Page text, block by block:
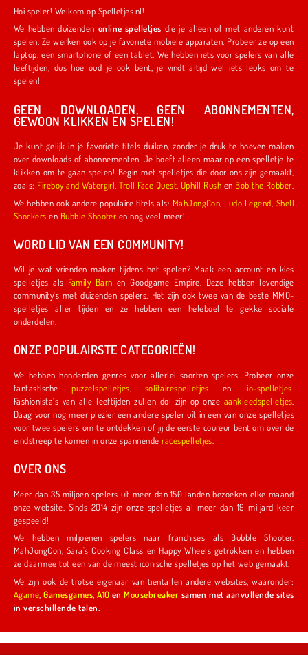
Hoi speler! Welkom op Spelletjes.nl!
We hebben duizenden online spelletjes die je alleen of met anderen kunt
spelen. Ze werken ook op je favoriete mobiele apparaten. Probeer ze op een
laptop, een smartphone of een tablet. We hebben iets voor spelers van alle
leeftijden, dus hoe oud je ook bent, je vindt altijd wel iets leuks om te
spelen!
GEEN DOWNLOADEN, GEEN ABONNEMENTEN,
GEWOON KLIKKEN EN SPELEN!
Je kunt gelijk in je favoriete titels duiken, zonder je druk te hoeven maken
over downloads of abonnementen. Je hoeft alleen maar op een spelletje te
klikken om te gaan spelen! Begin met spelletjes die door ons zijn gemaakt,
zoals:
Fireboy and Watergirl ,Troll Face Quest Uphill Rush en Bob the Robber
We hebben ook andere populaire titels als: MahJongCon Ludo Legend Shell
Shockers en Bubble Shooter en nog veel meer!
WORD LID VAN EEN COMMUNITY!
Wil je wat vrienden maken tijdens het spelen? Maak een account en kies
spelletjes als
Family Barn en Goodgame Empire. Deze hebben levendige
community's met duizenden spelers. Het zijn ook twee van de beste MMO-
spelletjes aller tijden en ze hebben een heleboel te gekke sociale
onderdelen.
ONZE POPULAIRSTE CATEGORIEËN!
We hebben honderden genres voor allerlei soorten spelers. Probeer onze
fantastischepuzzelspelletjes solitairespelletjes en .io-spelletjes
Fashionista's van alle leeftijden zullen dol zijn op onze aankleedspelletjes
Daag voor nog meer plezier een andere speler uit in een van onze spelletjes
voor twee spelers om te ontdekken of jij de eerste coureur bent om over de
eindstreep te komen in onze spannenderacespelletjes
OVER ONS
Meer dan 35 miljoen spelers uit meer dan 150 landen bezoeken elke maand
onze website. Sinds 2014 zijn onze spelletjes al meer dan 19 miljard keer
gespeeld!
We hebben miljoenen spelers naar franchises als Bubble Shooter,
MahJongCon, Sara's Cooking Class en Happy Wheels getrokken en hebben
ze daarmee tot een van de meest iconische spelletjes op het web gemaakt.
We zijn ook de trotse eigenaar van tientallen andere websites, waaronder:
Agame ,Gamesgames,A10 enMousebreaker samen met aanvullende sites
in verschillende talen.